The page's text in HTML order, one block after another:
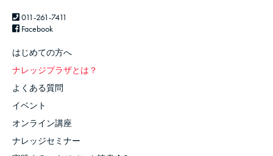
011-261-7411
Facebook
はじめての方へ
ナレッジプラザとは？
よくある質問
イベント
オンライン講座
ナレッジセミナー